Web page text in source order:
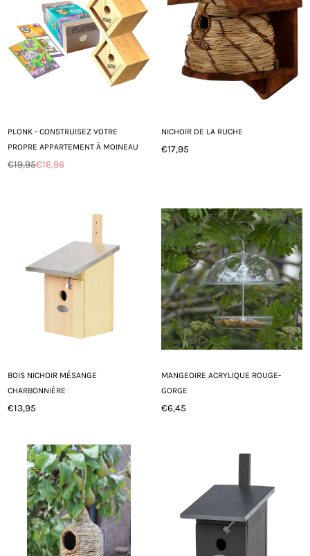
PLONK - CONSTRUISEZ VOTRE
PROPRE APPARTEMENT À MOINEAU
Prix
€19,95€16,96
NICHOIR DE LA RUCHE
Prix
€17,95
BOIS NICHOIR MÉSANGE
CHARBONNIÈRE
Prix
€13,95
MANGEOIRE ACRYLIQUE ROUGE-
GORGE
Prix
€6,45